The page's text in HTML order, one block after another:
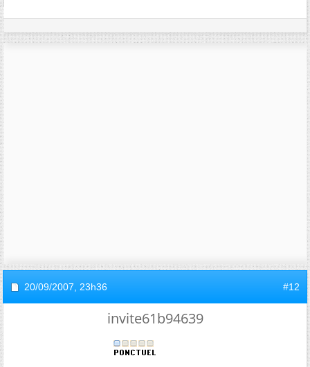
20/09/2007, 23h36 #12
invite61b94639